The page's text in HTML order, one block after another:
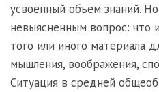
усвоенный объем знаний.
невыясненным вопрос: что
того или иного материала
мышления, воображения,
Ситуация в средней